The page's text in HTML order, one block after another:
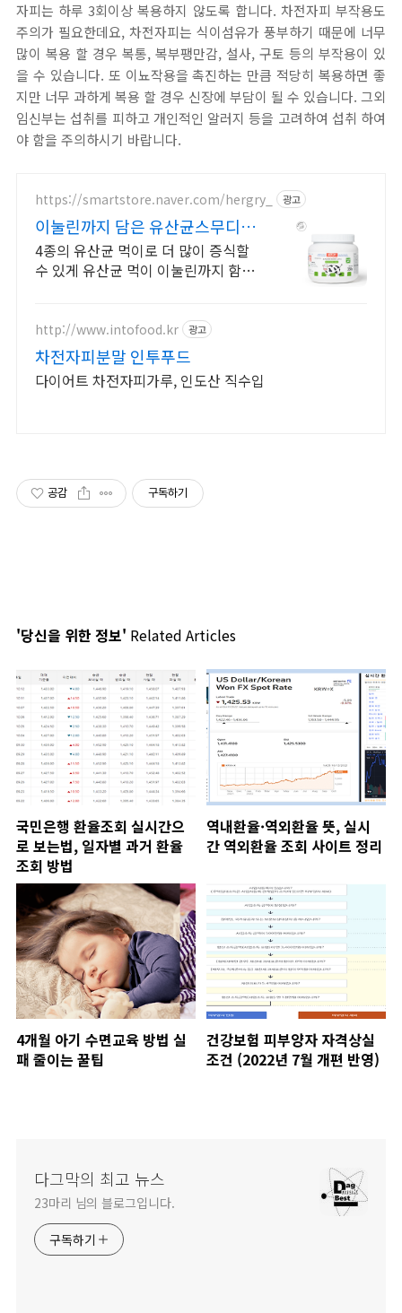
자피는 하루 3회이상 복용하지 않도록 합니다. 차전자피 부작용도
주의가 필요한데요, 차전자피는 식이섬유가 풍부하기 때문에 너무
많이 복용 할 경우 복통, 복부팽만감, 설사, 구토 등의 부작용이 있
을 수 있습니다. 또 이뇨작용을 촉진하는 만큼 적당히 복용하면 좋
지만 너무 과하게 복용 할 경우 신장에 부담이 될 수 있습니다. 그외
임신부는 섭취를 피하고 개인적인 알러지 등을 고려하여 섭취 하여
야 함을 주의하시기 바랍니다.
https://smartstore.naver.com/hergry_ 광고
이눌린까지 담은 유산균스무디 유
산균과 식이섬유를 한번에
4종의 유산균 먹이로 더 많이 증식할
수 있게 유산균 먹이 이눌린까지 함께
http://www.intofood.kr 광고
차전자피분말 인투푸드
다이어트 차전자피가루, 인도산 직수입
공감 구독하기
'당신을 위한 정보' Related Articles
국민은행 환율조회 실시간으
로 보는법, 일자별 과거 환율
조회 방법
역내환율·역외환율 뜻, 실시
간 역외환율 조회 사이트 정리
4개월 아기 수면교육 방법 실
패 줄이는 꿀팁
건강보험 피부양자 자격상실
조건 (2022년 7월 개편 반영)
다그막의 최고 뉴스
23마리 님의 블로그입니다.
구독하기